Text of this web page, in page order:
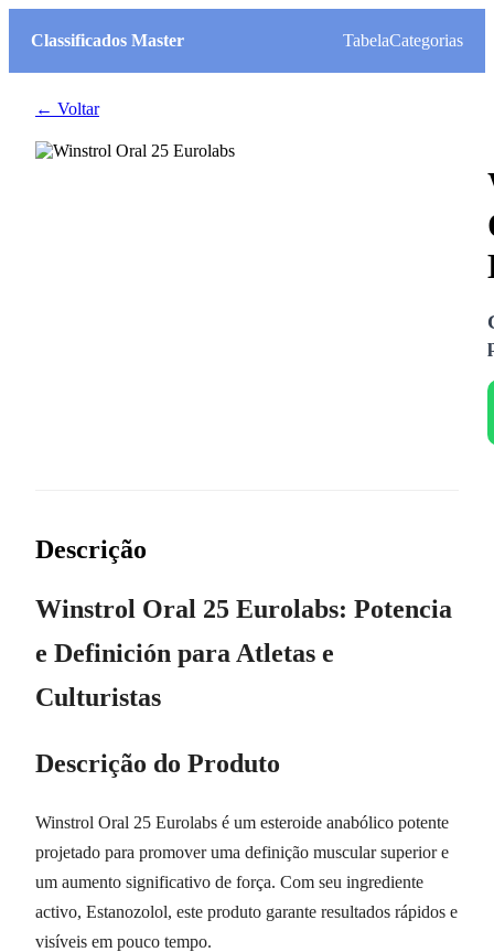
Classificados Master TabelaCategorias
← Voltar
Descrição
Winstrol Oral 25 Eurolabs: Potencia
e Definición para Atletas e
Culturistas
Descrição do Produto
Winstrol Oral 25 Eurolabs é um esteroide anabólico potente
projetado para promover uma definição muscular superior e
um aumento significativo de força. Com seu ingrediente
activo, Estanozolol, este produto garante resultados rápidos e
visíveis em pouco tempo.